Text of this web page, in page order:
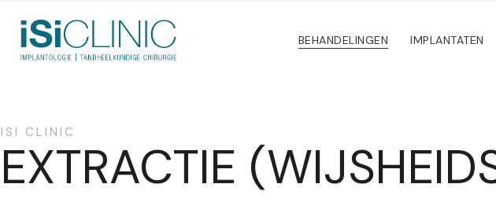
BEHANDELINGEN IMPLANTATEN
ISI CLINIC
EXTRACTIE